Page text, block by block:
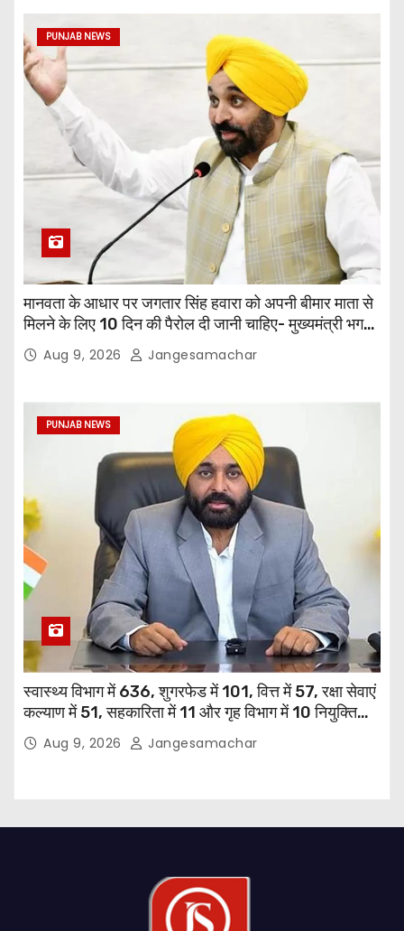
PUNJAB NEWS
मानवता के आधार पर जगतार सिंह हवारा को अपनी बीमार माता से
मिलने के लिए 10 दिन की पैरोल दी जानी चाहिए- मुख्यमंत्री भगवंत
सिंह मानAug 9, 2026 Jangesamachar
PUNJAB NEWS
स्वास्थ्य विभाग में 636, शुगरफेड में 101, वित्त में 57, रक्षा सेवाएं
कल्याण में 51, सहकारिता में 11 और गृह विभाग में 10 नियुक्तियां
हुईं: मुख्यमंत्री भगवंत सिंह मान
Aug 9, 2026 Jangesamachar